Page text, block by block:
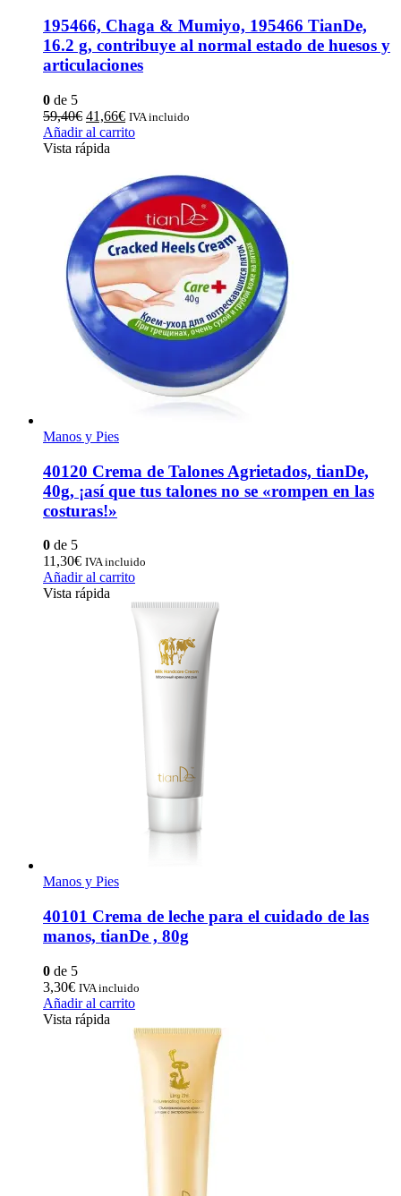
195466, Chaga & Mumiyo, 195466 TianDe,
16.2 g, contribuye al normal estado de huesos y
articulaciones
0 de 5
59,40€ El
precio
original
41,66€El
precio
41,66€.
IVA incluido
Añadir al carrito
Vista rápida
Manos y Pies
40120 Сrema de Talones Agrietados, tianDe,
40g, ¡así que tus talones no se «rompen en las
costuras!»
0 de 5
11,30€ IVA incluido
Añadir al carrito
Vista rápida
Manos y Pies
40101 Crema de leche para el cuidado de las
manos, tianDe , 80g
0 de 5
3,30€ IVA incluido
Añadir al carrito
Vista rápida